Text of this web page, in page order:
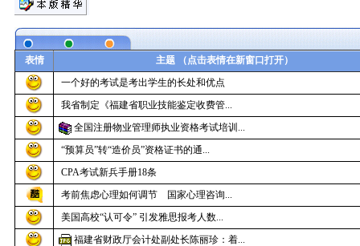
表情
主题 （点击表情在新窗口打开）
一个好的考试是考出学生的长处和优点
我省制定《福建省职业技能鉴定收费管...
全国注册物业管理师执业资格考试培训...
“预算员”转“造价员”资格证书的通...
CPA考试新兵手册18条
考前焦虑心理如何调节 国家心理咨询...
美国高校“认可令” 引发雅思报考人数...
福建省财政厅会计处副处长陈丽珍：着...